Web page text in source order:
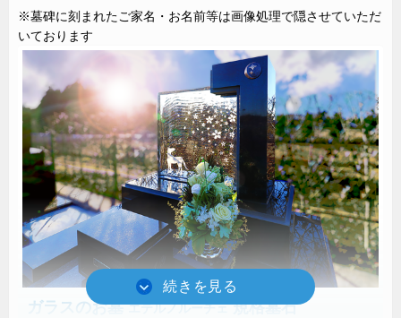
開催日時
時間
8月01日（土）
10:00～11:00
14:00～15:00
8月08日（土）
10:00～11:00
14:00～15:00
8月15日（土）
10:00～11:00
14:00～15:00
8月22日（土）
10:00～11:00
14:00～15:00
10:00～11:00
※墓碑に刻まれたご家名・お名前等は画像処理で隠させていただ
いております
ガラスのお墓エテルノルーチェ規格墓石